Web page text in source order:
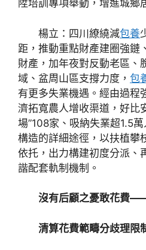
陞培訓專項舉動，增進城鄉
楊立：四川繚繞減包養
距，推動重點財產建圈強鏈
財產，加年夜對反動老區、
域、盆周山區支撐力度， 包
有更多失業機遇。經由過程
濟拓寬農人增收渠道，好比
場”108家、吸納失業超1.5
構造的詳細途徑，以扶植攀
依托，出力構建初度分派、
諧配套軌制機制。
沒有后顧之憂敢花費
清算花費範疇分歧理限